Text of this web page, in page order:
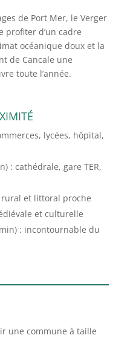
de Port Mer, le Verger
profiter d’un cadre
océanique doux et la
de Cancale une
toute l’année.
lycées, hôpital,
: cathédrale, gare TER,
et littoral proche
et culturelle
: incontournable du
une commune à taille